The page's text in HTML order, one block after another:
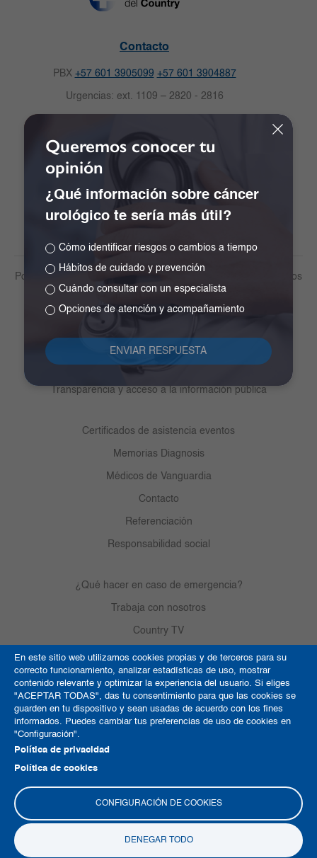
En este sitio web utilizamos cookies propias y de terceros para su
correcto funcionamiento, analizar estadísticas de uso, mostrar
contenido relevante y optimizar la experiencia del usuario. Si eliges
"ACEPTAR TODAS", das tu consentimiento para que las cookies se
guarden en tu dispositivo y sean usadas de acuerdo con los fines
informados. Puedes cambiar tus preferencias de uso de cookies en
"Configuración".
Política de privacidad
Política de cookies
CONFIGURACIÓN DE COOKIES
DENEGAR TODO
Queremos conocer tu
opinión
¿Qué información sobre cáncer
urológico te sería más útil?
Cómo identificar riesgos o cambios a tiempo
Hábitos de cuidado y prevención
Cuándo consultar con un especialista
Opciones de atención y acompañamiento
Contacto
PBX +57 601 3905099 +57 601 3904887
Urgencias: ext. 1109 – 2820 - 2816
Solicitud de citas
Carrera 16 No.82-57. Bogotá, Colombia.
Notificaciones Judiciales:
notificacionescdc@clinicadelcountry.com
Política de tratamiento de datos personales y otros lineamientos
Participa
Centro de ayuda ética y cumplimiento
Transparencia y acceso a la información pública
Certificados de asistencia eventos
Memorias Diagnosis
Médicos de Vanguardia
Contacto
Referenciación
Responsabilidad social
¿Qué hacer en caso de emergencia?
Trabaja con nosotros
Country TV
Política de Cookies
Términos y condiciones
Derechos de autor